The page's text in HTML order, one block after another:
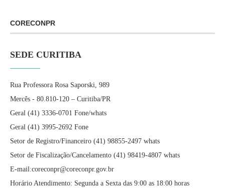
CORECONPR
SEDE CURITIBA
Rua Professora Rosa Saporski, 989
Mercês - 80.810-120 – Curitiba/PR
Geral (41) 3336-0701 Fone/whats
Geral (41) 3995-2692 Fone
Setor de Registro/Financeiro (41) 98855-2497 whats
Setor de Fiscalização/Cancelamento (41) 98419-4807 whats
E-mail:coreconpr@coreconpr.gov.br
Horário Atendimento: Segunda a Sexta das 9:00 as 18:00 horas